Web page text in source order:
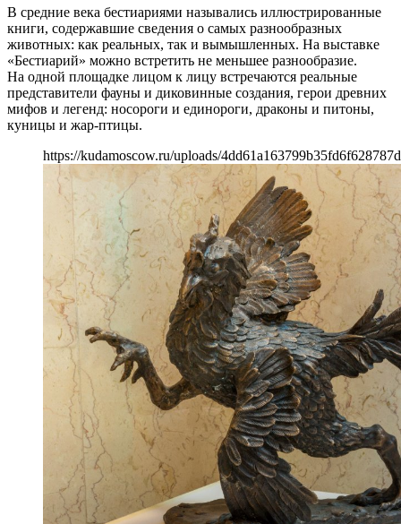
В средние века бестиариями назывались иллюстрированные
книги, содержавшие сведения о самых разнообразных
животных: как реальных, так и вымышленных. На выставке
«Бестиарий» можно встретить не меньшее разнообразие.
На одной площадке лицом к лицу встречаются реальные
представители фауны и диковинные создания, герои древних
мифов и легенд: носороги и единороги, драконы и питоны,
куницы и жар-птицы.
https://kudamoscow.ru/uploads/